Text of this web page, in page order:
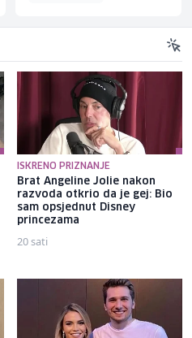
ISKRENO PRIZNANJE
Brat Angeline Jolie nakon
razvoda otkrio da je gej: Bio
sam opsjednut Disney
princezama
20 sati